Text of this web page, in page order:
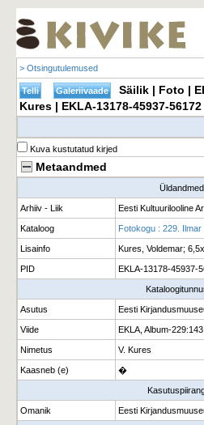
> Otsingutulemused
Säilik | Foto |
Kures | EKLA-13178-45937-56172
Kuva kustutatud kirjed
Metaandmed
Üldandmed
Arhiiv - Liik Eesti Kultuurilooline
Kataloog Fotokogu : 229. Ilmar
Lisainfo Kures, Voldemar;
PID EKLA-13178-45937-
Asutus Eesti
Viide EKLA, Album-229:143
Nimetus V. Kures
Kaasneb (e) �
Omanik Eesti